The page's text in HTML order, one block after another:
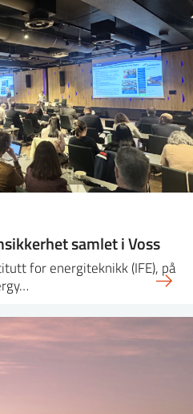
samlet i Voss
for energiteknikk (IFE), på